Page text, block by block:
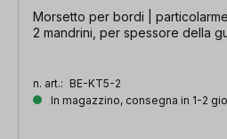
Morsetto per bordi |
2 mandrini, per spessore della
n. art.: BE-KT5-2
In magazzino, consegna in 1-2